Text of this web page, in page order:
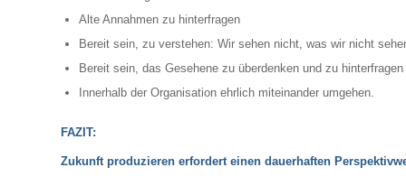
Alte Annahmen zu hinterfragen
Bereit sein, zu verstehen: Wir sehen nicht, was wir nicht
Bereit sein, das Gesehene zu überdenken und zu hinterfragen
Innerhalb der Organisation ehrlich miteinander umgehen.
FAZIT:
Zukunft produzieren erfordert einen dauerhaften